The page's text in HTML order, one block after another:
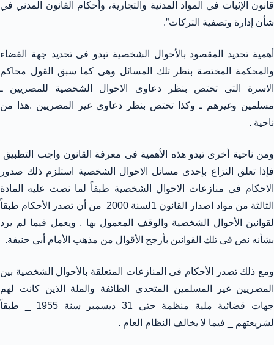
قانون الإثبات في المواد المدنية والتجارية، وأحكام القانون المدني في
شأن إدارة وتصفية التركات”.
أهمية تحديد المقصود بالأحوال الشخصية تبدو فى تحديد جهة القضاء
والمحكمة المختصة بنظر تلك المسائل وهى كما سبق القول محاكم
الاسرة التى تختص بنظر دعاوى الاحوال الشخصية للمصريين ـ
مسلمين وغيرهم ـ وكذا تختص بنظر دعاوى غير المصريين .هذا من
ناحية .
ومن ناحية أخرى تبدو هذه الأهمية فى معرفة القانون واجب التطبيق
فإذا تعلق النزاع بإحدى مسائل الاحوال الشخصية استلزم ذلك صدور
الاحكام فى منازعات الاحوال الشخصية طبقاً لما نصت عليه المادة
الثالثة من مواد اصدار القانون 1لسنة 2000 من أن تصدر الأحكام طبقاً
لقوانين الأحوال الشخصية والوقف المعمول بها , ويعمل فيما لم يرد
بشأنه نص فى تلك القوانين بأرجح الأقوال من مذهب الأمام أبى حنيفة.
ومع ذلك تصدر الأحكام فى المنازعات المتعلقة بالأحوال الشخصية بين
المصريين غير المسلمين المتحدي الطائفة والملة الذين كانت لهم
جهات قضائية ملية منظمة حتى 31 ديسمبر سنة 1955 _ طبقاً
لشريعتهم _ فيما لا يخالف النظام العام .